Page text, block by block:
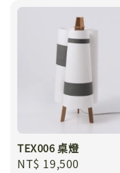
TEX006 桌燈
Regular
NT$ 19,500